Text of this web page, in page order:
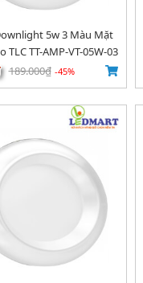
5w 3 Màu Mặt
TLC TT-AMP-VT-05W-03
189.000₫ -45%